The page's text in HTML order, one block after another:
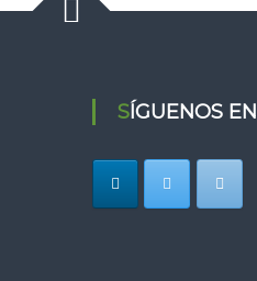
SÍGUENOS EN